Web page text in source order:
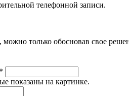
телефонной записи.
можно только обосновав свое
*
показаны на картинке.